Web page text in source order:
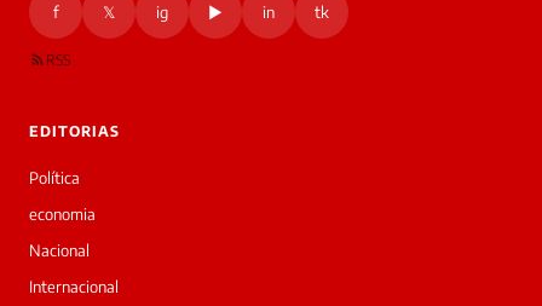
f 𝕏 ig ▶ in tk
RSS
EDITORIAS
Política
economia
Nacional
Internacional